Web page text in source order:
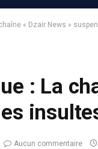
« Dzair News »
: La
Aucun commentaire